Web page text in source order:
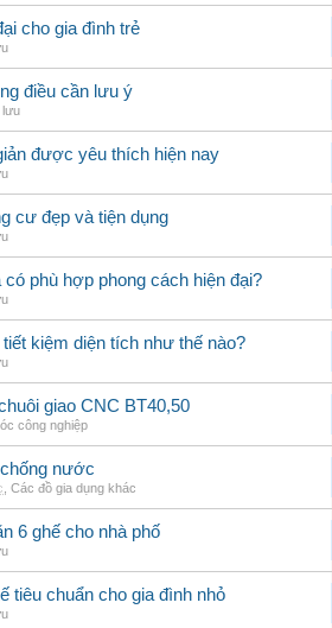
cho gia đình trẻ
điều cần lưu ý
lưu
được yêu thích hiện nay
cư đẹp và tiện dụng
phù hợp phong cách hiện đại?
kiệm diện tích như thế nào?
giao CNC BT40,50
công nghiệp
nước
Các đồ gia dụng khác
6 ghế cho nhà phố
tiêu chuẩn cho gia đình nhỏ